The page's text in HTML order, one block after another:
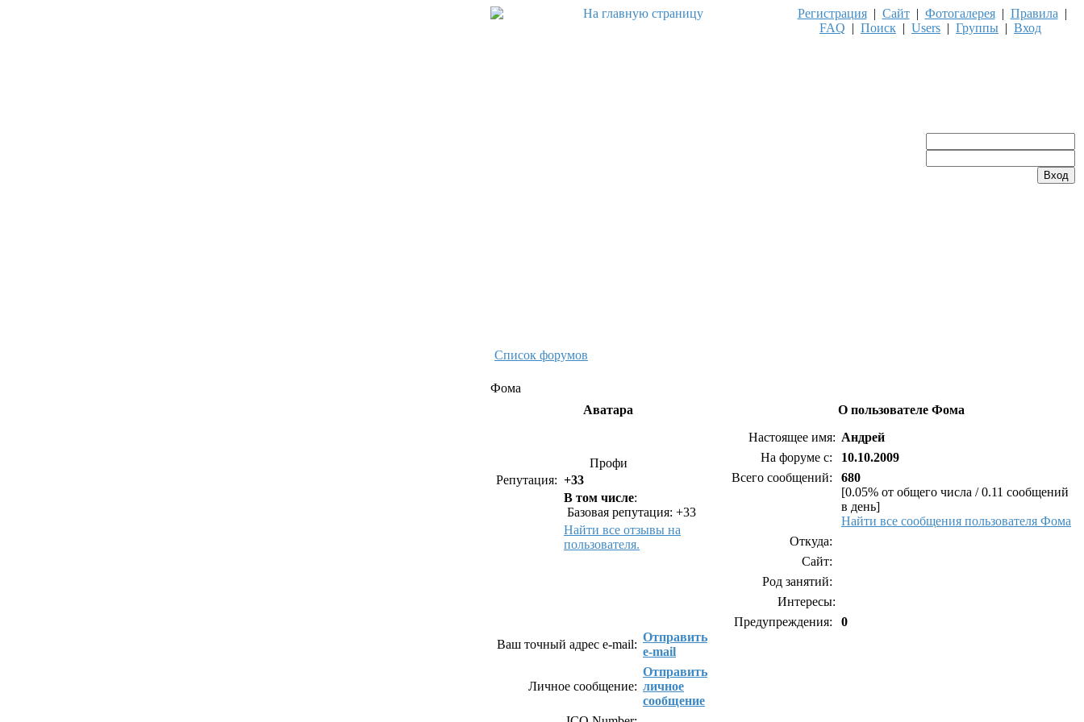
Регистрация| Сайт| Фотогалерея| Правила |
FAQ | Поиск | Users | Группы | Вход
Список форумов
Фома
Аватара
О пользователе Фома
Профи
Репутация: +33
В том числе:
Базовая репутация: +33
Найти все отзывы на
пользователя.
Настоящее имя: Андрей
На форуме с:
10.10.2009
Всего сообщений:
680
[0.05% от общего числа / 0.11 сообщений
в день]
Найти все сообщения пользователя Фома
Откуда:
Сайт:
Род занятий:
Интересы:
Предупреждения:
0
Ваш точный адрес e-mail:
Отправить
e-mail
Личное сообщение:
Отправить
личное
сообщение